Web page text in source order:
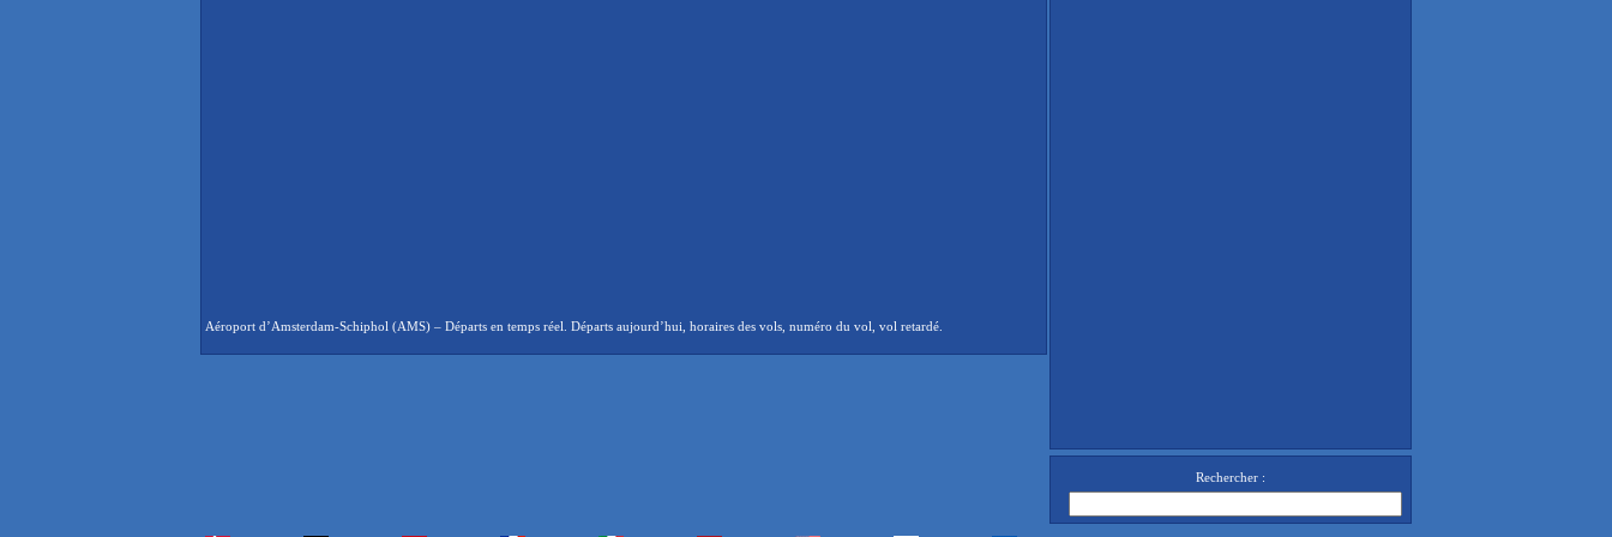
Aéroport d’Amsterdam-Schiphol (AMS) – Départs en temps réel. Départs aujourd’hui, horaires des vols, numéro du vol, vol retardé.
Rechercher :